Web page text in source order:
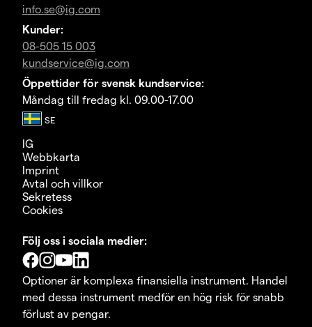
info.se@ig.com
Kunder:
08-505 15 003
kundservice@ig.com
Öppettider för svensk kundservice:
Måndag till fredag kl. 09.00-17.00
IG
Webbkarta
Imprint
Avtal och villkor
Sekretess
Cookies
Följ oss i sociala medier:
Optioner är komplexa finansiella instrument. Handel
med dessa instrument medför en hög risk för snabb
förlust av pengar.